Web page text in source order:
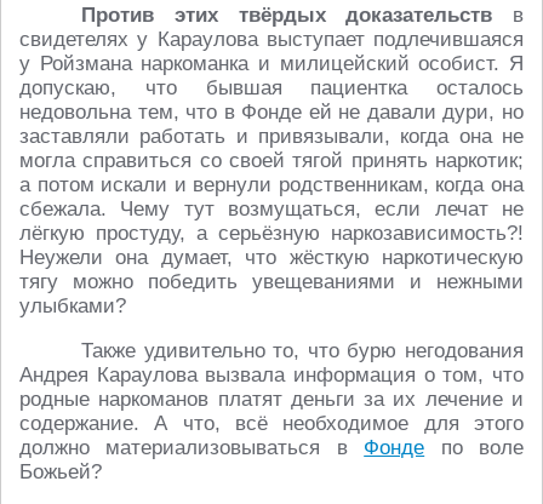
Против этих твёрдых доказательств в
свидетелях у Караулова выступает подлечившаяся
у Ройзмана наркоманка и милицейский особист. Я
допускаю, что бывшая пациентка осталось
недовольна тем, что в Фонде ей не давали дури, но
заставляли работать и привязывали, когда она не
могла справиться со своей тягой принять наркотик;
а потом искали и вернули родственникам, когда она
сбежала. Чему тут возмущаться, если лечат не
лёгкую простуду, а серьёзную наркозависимость?!
Неужели она думает, что жёсткую наркотическую
тягу можно победить увещеваниями и нежными
улыбками?
Также удивительно то, что бурю негодования
Андрея Караулова вызвала информация о том, что
родные наркоманов платят деньги за их лечение и
содержание. А что, всё необходимое для этого
должно материализовываться в Фонде по воле
Божьей?